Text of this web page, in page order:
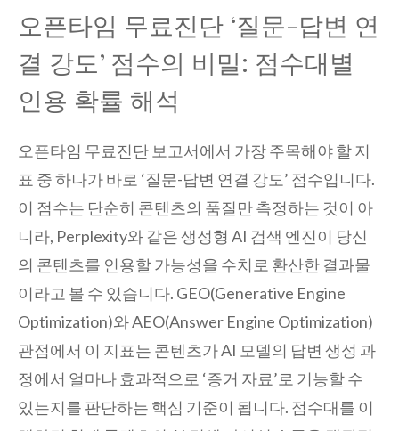
오픈타임 무료진단 ‘질문-답변 연
결 강도’ 점수의 비밀: 점수대별
인용 확률 해석
오픈타임 무료진단 보고서에서 가장 주목해야 할 지
표 중 하나가 바로 ‘질문-답변 연결 강도’ 점수입니다.
이 점수는 단순히 콘텐츠의 품질만 측정하는 것이 아
니라, Perplexity와 같은 생성형 AI 검색 엔진이 당신
의 콘텐츠를 인용할 가능성을 수치로 환산한 결과물
이라고 볼 수 있습니다. GEO(Generative Engine
Optimization)와 AEO(Answer Engine Optimization)
관점에서 이 지표는 콘텐츠가 AI 모델의 답변 생성 과
정에서 얼마나 효과적으로 ‘증거 자료’로 기능할 수
있는지를 판단하는 핵심 기준이 됩니다. 점수대를 이